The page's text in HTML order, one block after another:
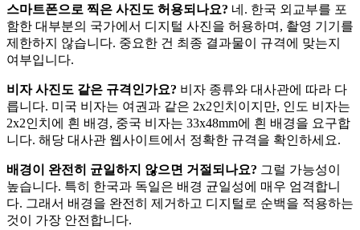
스마트폰으로 찍은 사진도 허용되나요? 네. 한국 외교부를 포
함한 대부분의 국가에서 디지털 사진을 허용하며, 촬영 기기를
제한하지 않습니다. 중요한 건 최종 결과물이 규격에 맞는지
여부입니다.
비자 사진도 같은 규격인가요? 비자 종류와 대사관에 따라 다
릅니다. 미국 비자는 여권과 같은 2x2인치이지만, 인도 비자는
2x2인치에 흰 배경, 중국 비자는 33x48mm에 흰 배경을 요구합
니다. 해당 대사관 웹사이트에서 정확한 규격을 확인하세요.
배경이 완전히 균일하지 않으면 거절되나요? 그럴 가능성이
높습니다. 특히 한국과 독일은 배경 균일성에 매우 엄격합니
다. 그래서 배경을 완전히 제거하고 디지털로 순백을 적용하는
것이 가장 안전합니다.